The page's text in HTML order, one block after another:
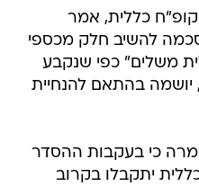
כללית, אמר
להשיב חלק מכספי
משלים" כפי שנקבע
בהתאם להנחיית
כי בעקבות ההסדר
יתקבלו בקרוב